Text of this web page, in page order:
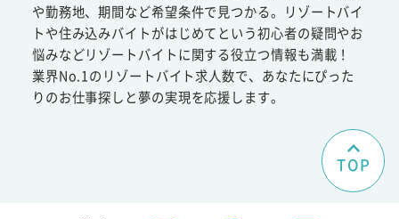
や勤務地、期間など希望条件で見つかる。リゾートバイ
トや住み込みバイトがはじめてという初心者の疑問やお
悩みなどリゾートバイトに関する役立つ情報も満載！
業界No.1のリゾートバイト求人数で、あなたにぴった
りのお仕事探しと夢の実現を応援します。
TOP